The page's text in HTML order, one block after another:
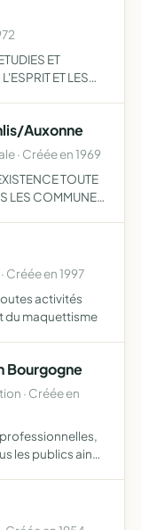
ET
ET LES
Auxonne
· Créée en 1969
TOUTE
LES COMMUNES
Créée en 1997
activités
du maquettisme
Bourgogne
· Créée en
les publics ainsi